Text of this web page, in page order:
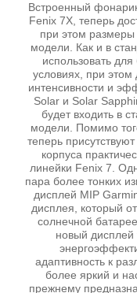
Встроенный
Fenix 7X, теперь
при этом размеры
модели. Как и в
использовать
условиях, при этом
интенсивности и
Solar и Solar
будет входить в
модели. Помимо
теперь
корпуса
линейки Fenix 7.
пара более тонких
дисплей MIP
дисплея, который
солнечной
новый дисплей
адаптивность к
более яркий и
прежнему